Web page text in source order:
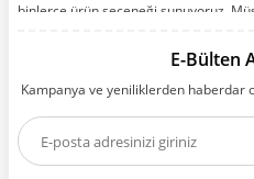
binlerce ürün seçeneği sunuyoruz.
kusursuz ve keyifli bir alışveriş
Aynı zamanda App uygulamımızı
olanakları sunuyoruz.
esas alarak yürütüyoruz.
E-Bülten
Kampanya ve yeniliklerden haberdar